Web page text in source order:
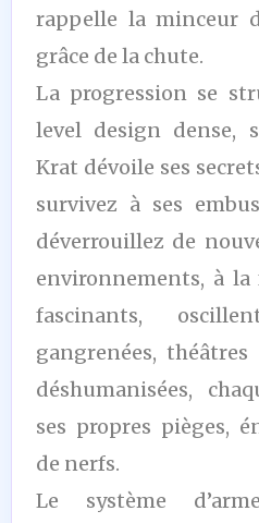
rappelle la minceur
grâce de la chute.
La progression se
level design dense,
Krat dévoile ses
survivez à ses
déverrouillez de
environnements, à
fascinants,
gangrenées,
déshumanisées,
ses propres pièges,
de nerfs.
Le système